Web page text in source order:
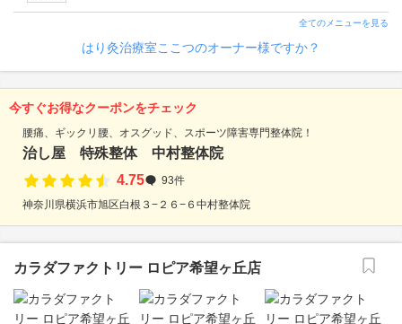
全てのメニューを見る
はり灸治療室ここつのオーナー様ですか？
今すぐお得なクーポンをチェック
腰痛、ギックリ腰、オスグッド、スポーツ障害専門整体院！
治し屋 特殊整体 中村整体院
4.75
93件
神奈川県横浜市旭区白根３−２６−６中村整体院
カラダファクトリー ロピア希望ヶ丘店